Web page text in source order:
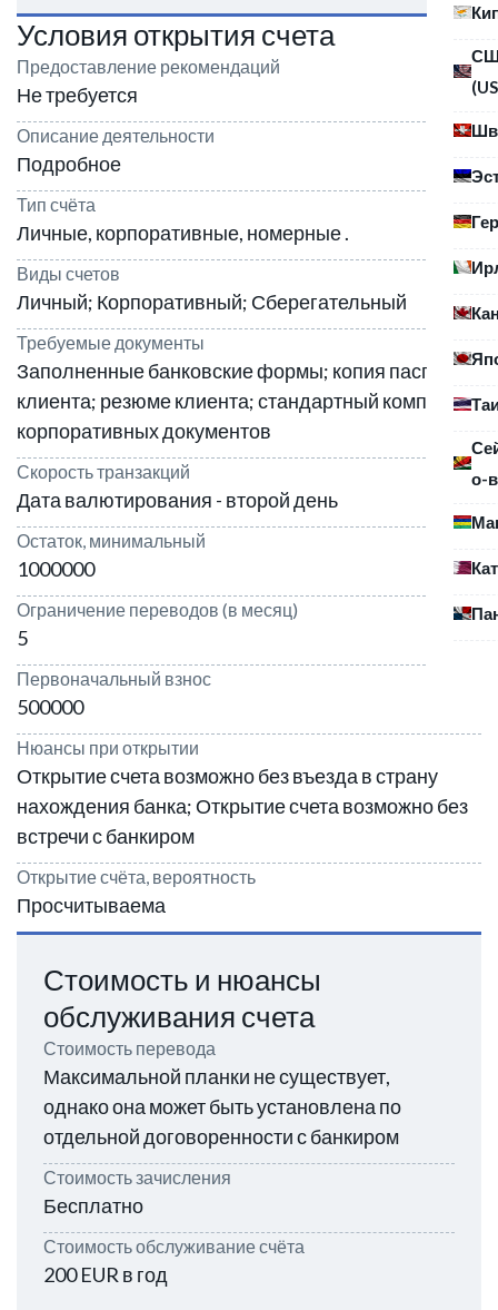
о-
Условия открытия счета
Предоставление рекомендаций
Не требуется
Описание деятельности
Подробное
Тип счёта
Личные, корпоративные, номерные .
Виды счетов
Личный; Корпоративный; Сберегательный
Требуемые документы
Заполненные банковские формы; копия паспорта
клиента; резюме клиента; стандартный комплект
корпоративных документов
Скорость транзакций
Дата валютирования - второй день
Остаток, минимальный
1000000
Ограничение переводов (в месяц)
5
Первоначальный взнос
500000
Нюансы при открытии
Открытие счета возможно без въезда в страну
нахождения банка; Открытие счета возможно без
встречи с банкиром
Открытие счёта, вероятность
Просчитываема
Стоимость и нюансы
обслуживания счета
Стоимость перевода
Максимальной планки не существует,
однако она может быть установлена по
отдельной договоренности с банкиром
Стоимость зачисления
Бесплатно
Стоимость обслуживание счёта
200 EUR в год